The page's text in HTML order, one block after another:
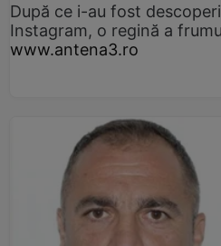
După ce i-au fost
Instagram, o regină a
www.antena3.ro